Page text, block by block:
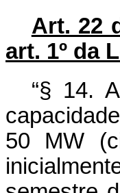
Art. 22
art. 1º da
“§ 14.
50 MW